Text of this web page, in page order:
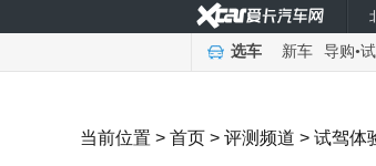
选车 新车 导购•
当前位置 > 首页 > 评测频道 > 试驾体